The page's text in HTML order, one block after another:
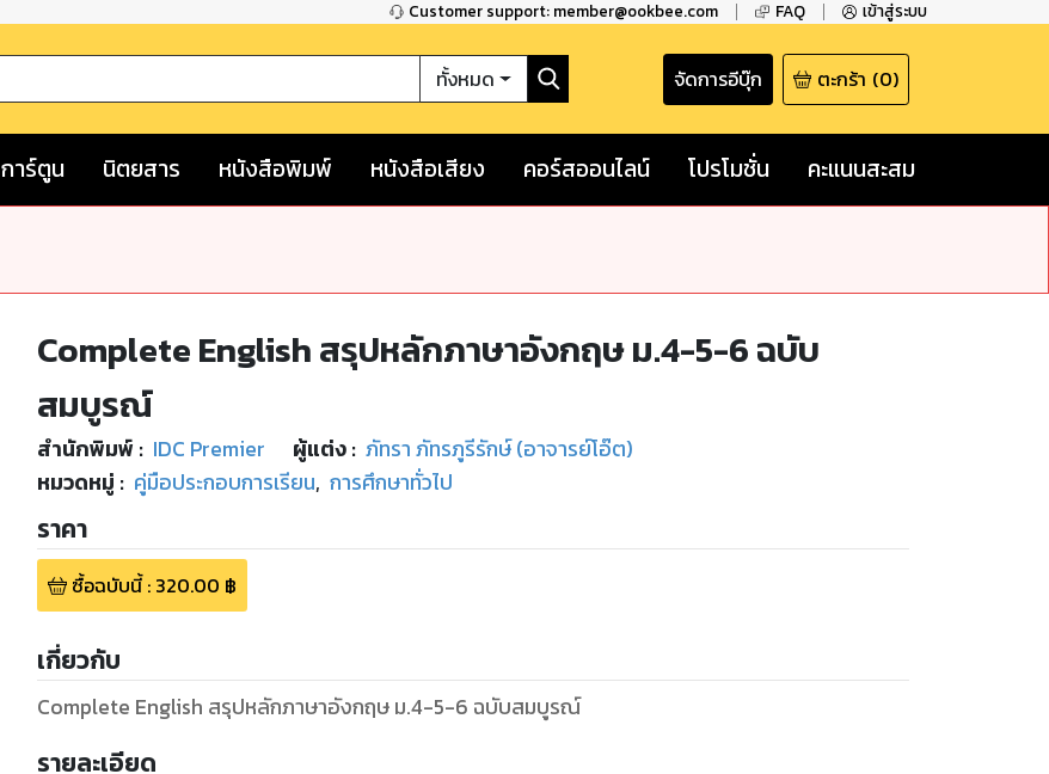
Customer support: member@ookbee.com FAQ เข้าสู่ระบบ
ทั้งหมด จัดการอีบุ๊ก ตะกร้า (0)
การ์ตูน นิตยสาร หนังสือพิมพ์ หนังสือเสียง คอร์สออนไลน์ โปรโมชั่น คะแนนสะสม
Complete English สรุปหลักภาษาอังกฤษ ม.4-5-6 ฉบับ
สมบูรณ์
สำนักพิมพ์ : IDC Premier ผู้แต่ง : ภัทรา ภัทรภูรีรักษ์ (อาจารย์โอ๊ต)
หมวดหมู่ : คู่มือประกอบการเรียน, การศึกษาทั่วไป
ราคา
ซื้อฉบับนี้: 320.00 ฿
เกี่ยวกับ
Complete English สรุปหลักภาษาอังกฤษ ม.4-5-6 ฉบับสมบูรณ์
รายละเอียด